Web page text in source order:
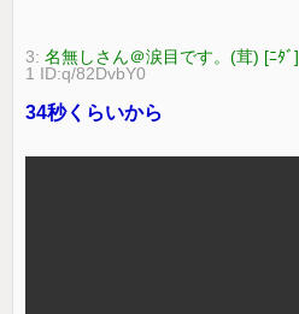
3:名無しさん＠涙目です。(茸) [ﾆﾀﾞ]
1 ID:q/82DvbY0
34秒くらいから